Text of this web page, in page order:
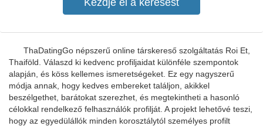
ThaDatingGo népszerű online társkereső szolgáltatás Roi Et,
Thaiföld. Válaszd ki kedvenc profiljaidat különféle szempontok
alapján, és köss kellemes ismeretségeket. Ez egy nagyszerű
módja annak, hogy kedves embereket találjon, akikkel
beszélgethet, barátokat szerezhet, és megtekintheti a hasonló
célokkal rendelkező felhasználók profilját. A projekt lehetővé teszi,
hogy az egyedülállók minden korosztálytól személyes profilt